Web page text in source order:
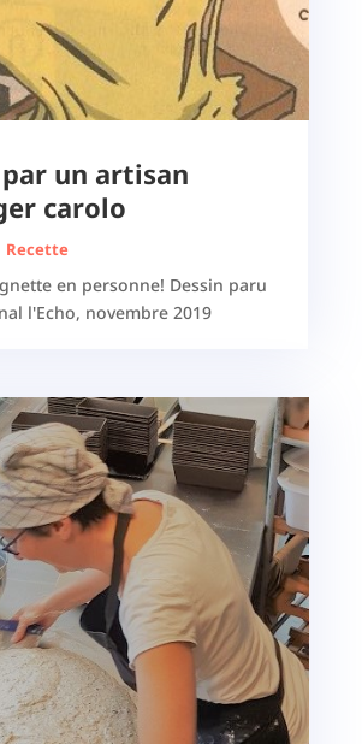
un artisan
carolo
Recette
en personne! Dessin paru
l'Echo, novembre 2019